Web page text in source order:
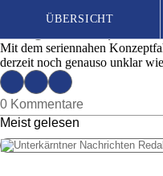
ÜBERSICHT
Seit 1887| Das unabhängige
Mercedes EQT:
Ausgabe 21 |
Mit dem seriennahen
derzeit noch genauso unklar
0 Kommentare
Meist gelesen